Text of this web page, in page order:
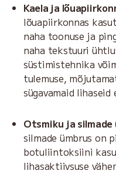
Kaela ja
lõuapiirkonnas
naha toonuse ja
naha tekstuuri
süstimistehnika
tulemuse,
sügavamaid
Otsmiku ja
silmade ümbrus on
botuliintoksiini
lihasaktiivsuse